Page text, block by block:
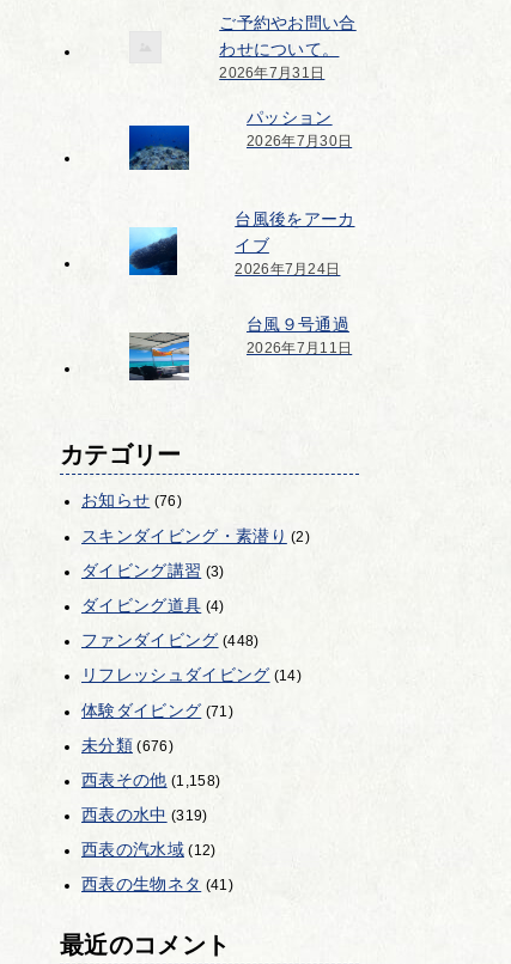
ご予約やお問い合
わせについて。
2026年7月31日
パッション
2026年7月30日
台風後をアーカ
イブ
2026年7月24日
台風９号通過
2026年7月11日
カテゴリー
お知らせ (76)
スキンダイビング・素潜り (2)
ダイビング講習 (3)
ダイビング道具 (4)
ファンダイビング (448)
リフレッシュダイビング (14)
体験ダイビング (71)
未分類(676)
西表その他 (1,158)
西表の水中 (319)
西表の汽水域(12)
西表の生物ネタ (41)
最近のコメント